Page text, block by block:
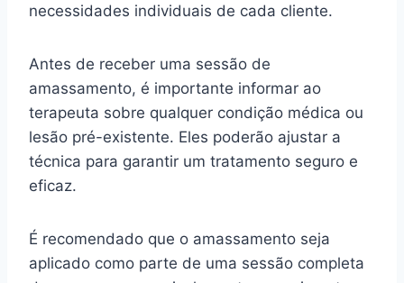
necessidades individuais de cada cliente.
Antes de receber uma sessão de
amassamento, é importante informar ao
terapeuta sobre qualquer condição médica ou
lesão pré-existente. Eles poderão ajustar a
técnica para garantir um tratamento seguro e
eficaz.
É recomendado que o amassamento seja
aplicado como parte de uma sessão completa